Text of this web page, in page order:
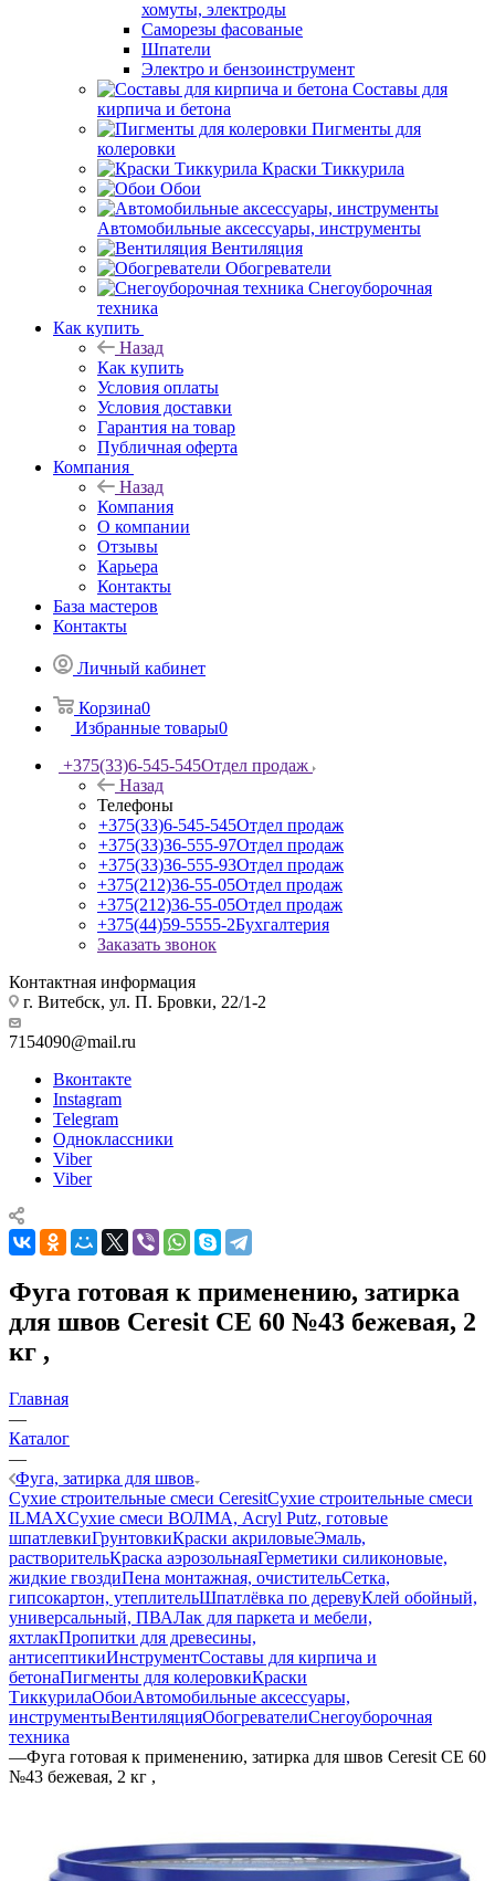
хомуты, электроды
Саморезы фасованые
Шпатели
Электро и бензоинструмент
Составы для
кирпича и бетона
Пигменты для
колеровки
Краски Тиккурила
Обои
Автомобильные аксессуары, инструменты
Вентиляция
Обогреватели
Снегоуборочная
техника
Как купить
Назад
Как купить
Условия оплаты
Условия доставки
Гарантия на товар
Публичная оферта
Компания
Назад
Компания
О компании
Отзывы
Карьера
Контакты
База мастеров
Контакты
Личный кабинет
Корзина0
Избранные товары0
+375(33)6-545-545Отдел продаж
Назад
Телефоны
+375(33)6-545-545Отдел продаж
+375(33)36-555-97Отдел продаж
+375(33)36-555-93Отдел продаж
+375(212)36-55-05Отдел продаж
+375(212)36-55-05Отдел продаж
+375(44)59-5555-2Бухгалтерия
Заказать звонок
Контактная информация
г. Витебск, ул. П. Бровки, 22/1-2
7154090@mail.ru
Вконтакте
Instagram
Telegram
Одноклассники
Viber
Viber
Фуга готовая к применению, затирка
для швов Ceresit СЕ 60 №43 бежевая, 2
кг ,
Главная
—
Каталог
—
Фуга, затирка для швов
Сухие строительные смеси CeresitСухие строительные смеси
ILMAXСухие смеси ВОЛМА, Acryl Putz, готовые
шпатлевкиГрунтовкиКраски акриловыеЭмаль,
растворительКраска аэрозольнаяГерметики силиконовые,
жидкие гвоздиПена монтажная, очистительСетка,
гипсокартон, утеплительШпатлёвка по деревуКлей обойный,
универсальный, ПВАЛак для паркета и мебели,
яхтлакПропитки для древесины,
антисептикиИнструментСоставы для кирпича и
бетонаПигменты для колеровкиКраски
ТиккурилаОбоиАвтомобильные аксессуары,
инструментыВентиляцияОбогревателиСнегоуборочная
техника
—Фуга готовая к применению, затирка для швов Ceresit СЕ 60
№43 бежевая, 2 кг ,